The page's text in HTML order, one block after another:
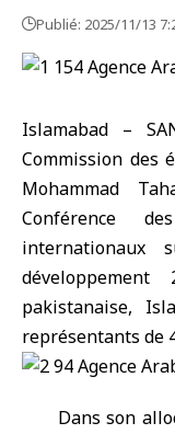
Publié: 2025/11/13
Islamabad –
Commission des
Mohammad
Conférence
pakistanaise,
représentants de
Dans son